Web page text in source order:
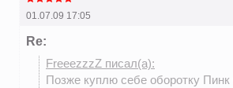
01.07.09 17:05
Re:
FreeezzzZ писал(а):
Позже куплю себе оборотку